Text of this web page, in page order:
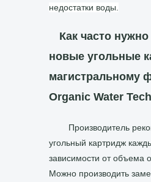
недостатки воды.
Как часто
новые угольные
магистральному
Organic Water
Производитель
угольный картридж
зависимости от объема
Можно производить